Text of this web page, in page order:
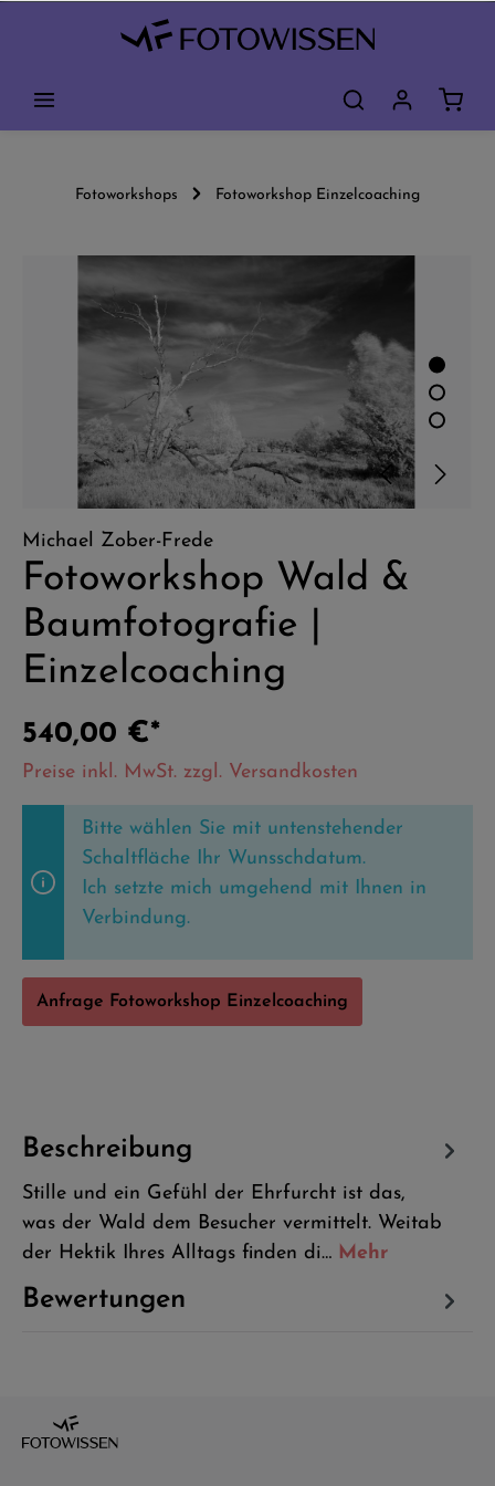
Fotoworkshops Fotoworkshop Einzelcoaching
Michael Zober-Frede
Fotoworkshop Wald &
Baumfotografie |
Einzelcoaching
540,00 €*
Preise inkl. MwSt. zzgl. Versandkosten
Bitte wählen Sie mit untenstehender
Schaltfläche Ihr Wunsschdatum.
Ich setzte mich umgehend mit Ihnen in
Verbindung.
Anfrage Fotoworkshop Einzelcoaching
Beschreibung
Stille und ein Gefühl der Ehrfurcht ist das,
was der Wald dem Besucher vermittelt. Weitab
der Hektik Ihres Alltags finden di… Mehr
Bewertungen